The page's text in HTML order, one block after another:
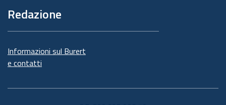
Redazione
Informazioni sul Burert
e contatti